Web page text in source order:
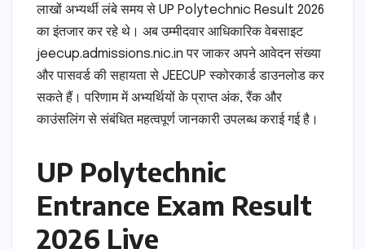
लाखों अभ्यर्थी लंबे समय से UP Polytechnic Result 2026
का इंतजार कर रहे थे। अब उम्मीदवार आधिकारिक वेबसाइट
jeecup.admissions.nic.in पर जाकर अपने आवेदन संख्या
और पासवर्ड की सहायता से JEECUP स्कोरकार्ड डाउनलोड कर
सकते हैं। परिणाम में अभ्यर्थियों के प्राप्त अंक, रैंक और
काउंसलिंग से संबंधित महत्वपूर्ण जानकारी उपलब्ध कराई गई है।
UP Polytechnic
Entrance Exam Result
2026 Live